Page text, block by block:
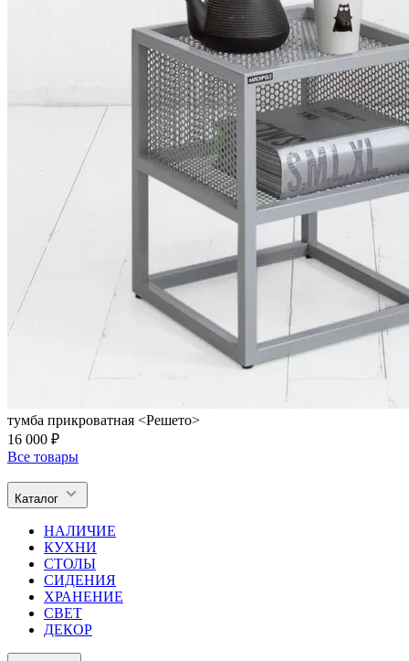
тумба прикроватная <Решето>
16 000 ₽
Все товары
Каталог
НАЛИЧИЕ
КУХНИ
СТОЛЫ
СИДЕНИЯ
ХРАНЕНИЕ
СВЕТ
ДЕКОР